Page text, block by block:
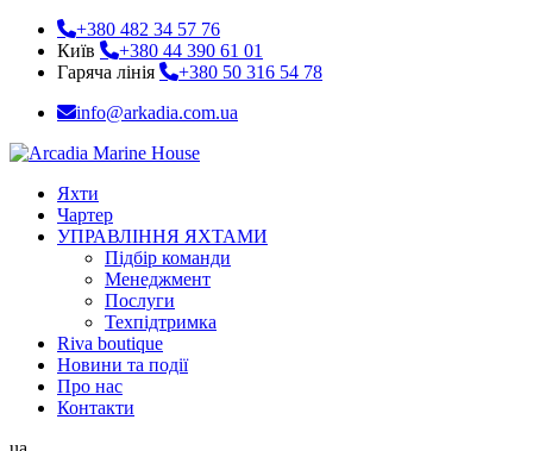
+380 482 34 57 76
Київ
+380 44 390 61 01
Гаряча лінія
+380 50 316 54 78
info@arkadia.com.ua
Яхти
Чартер
УПРАВЛІННЯ ЯХТАМИ
Підбір команди
Менеджмент
Послуги
Техпідтримка
Riva boutique
Новини та події
Про нас
Контакти